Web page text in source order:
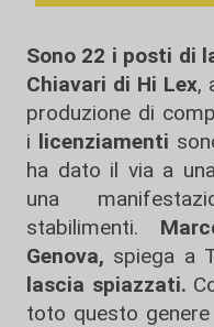
Sono 22 i posti di
Chiavari di Hi Lex,
produzione di
i licenziamenti
ha dato il via a
una
stabilimenti.
Genova, spiega a
lascia spiazzati.
toto questo